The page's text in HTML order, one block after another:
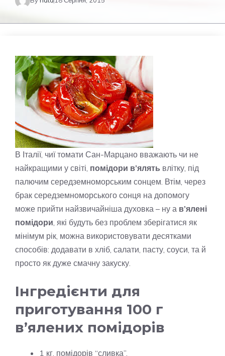
В Італії, чиї томати Сан-Марцано вважають чи не
найкращими у світі, помідори в’ялять влітку, під
палючим середземноморським сонцем. Втім, через
брак середземноморського сонця на допомогу
може прийти найзвичайніша духовка – ну а в’ялені
помідори , які будуть без проблем зберігатися як
мінімум рік, можна використовувати десятками
способів: додавати в хліб, салати, пасту, соуси, та й
просто як дуже смачну закуску.
Інгредієнти для
приготування 100 г
в’ялених помідорів
1 кг. помідорів “сливка”.